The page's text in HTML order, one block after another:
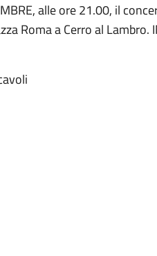
alle ore 21.00, il
Roma a Cerro al Lambro.